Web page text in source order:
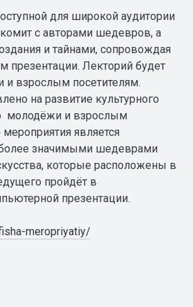
для широкой аудитории
с авторами шедевров, а
и тайнами, сопровождая
презентации. Лекторий будет
и взрослым посетителям.
на развитие культурного
молодёжи и взрослым
является
значимыми шедеврами
которые расположены в
пройдёт в
презентации.
meropriyatiy/